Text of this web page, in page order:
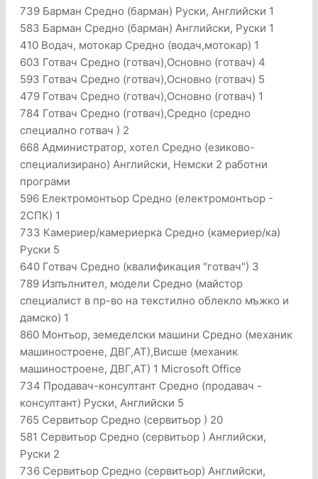
739 Барман Средно (барман) Руски, Английски 1
583 Барман Средно (барман) Английски, Руски 1
410 Водач, мотокар Средно (водач,мотокар) 1
603 Готвач Средно (готвач),Основно (готвач) 4
593 Готвач Средно (готвач),Основно (готвач) 5
479 Готвач Средно (готвач),Основно (готвач) 1
784 Готвач Средно (готвач),Средно (средно
специално готвач ) 2
668 Администратор, хотел Средно (езиково-
специализирано) Английски, Немски 2 работни
програми
596 Електромонтьор Средно (електромонтьор -
2СПК) 1
733 Камериер/камериерка Средно (камериер/ка)
Руски 5
640 Готвач Средно (квалификация "готвач") 3
789 Изпълнител, модели Средно (майстор
специалист в пр-во на текстилно облекло мъжко и
дамско) 1
860 Монтьор, земеделски машини Средно (механик
машиностроене, ДВГ,АТ),Висше (механик
машиностроене, ДВГ,АТ) 1 Microsoft Office
734 Продавач-консултант Средно (продавач -
консултант) Руски, Английски 5
765 Сервитьор Средно (сервитьор ) 20
581 Сервитьор Средно (сервитьор ) Английски,
Руски 2
736 Сервитьор Средно (сервитьор) Английски,